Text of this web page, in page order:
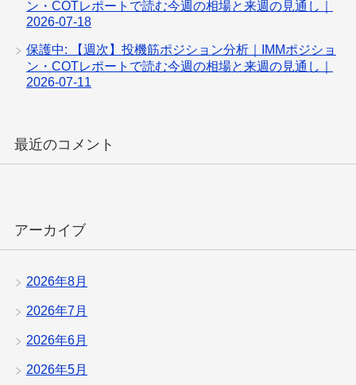
ン・COTレポートで読む今週の相場と来週の見通し｜
2026-07-18
保護中: 【週次】投機筋ポジション分析｜IMMポジショ
ン・COTレポートで読む今週の相場と来週の見通し｜
2026-07-11
最近のコメント
アーカイブ
2026年8月
2026年7月
2026年6月
2026年5月